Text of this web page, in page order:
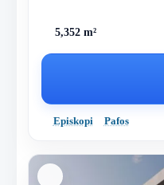
5,352 m²
Episkopi Pafos